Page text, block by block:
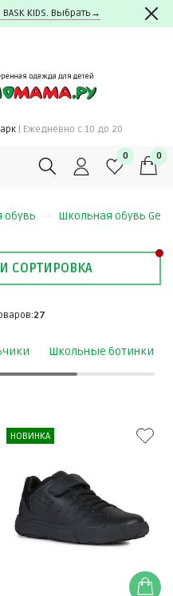
KIDS. Выбрать→
| Ежедневно c 10 до 20
0 0
обувь Школьная обувь Geox
СОРТИРОВКА
27
Школьные ботинки
НОВИНКА